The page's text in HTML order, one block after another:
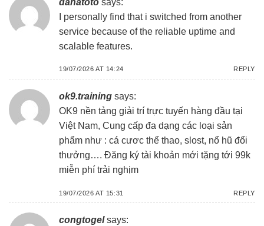
I personally find that i switched from another
service because of the reliable uptime and
scalable features.
19/07/2026 AT 14:24 REPLY
ok9.training says:
OK9 nền tảng giải trí trực tuyến hàng đầu tại
Việt Nam, Cung cấp đa dạng các loại sản
phẩm như : cá cươc thể thao, slost, nổ hũ đổi
thưởng…. Đăng ký tài khoản mới tặng tới 99k
miễn phí trải nghịm
19/07/2026 AT 15:31 REPLY
congtogel says: